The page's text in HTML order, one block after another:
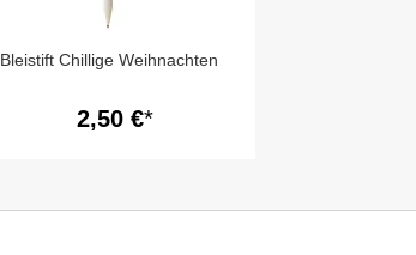
Bleistift Chillige Weihnachten
2,50 €